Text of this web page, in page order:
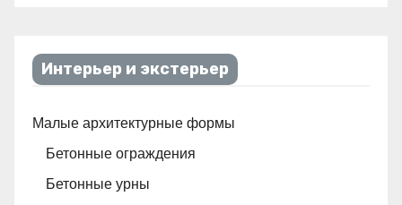
Интерьер и экстерьер
Малые архитектурные формы
Бетонные ограждения
Бетонные урны